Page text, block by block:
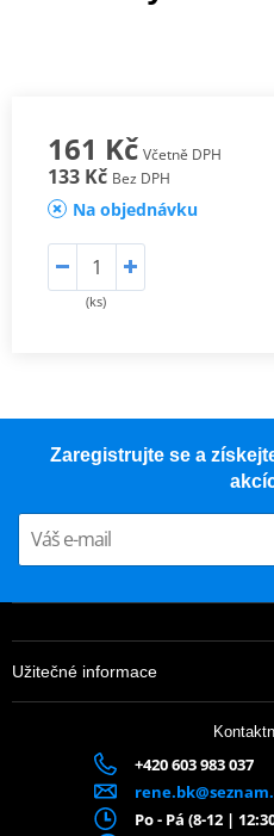
161 Kč Včetně DPH
133 Kč Bez DPH
Na objednávku
(ks)
Zaregistrujte se a
Užitečné informace
+420 603 983 037
Po - Pá (8-12 |